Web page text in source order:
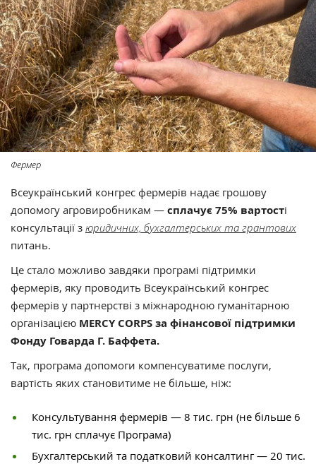
Фермер
Всеукраїнський конгрес фермерів надає грошову
допомогу агровиробникам — сплачує 75% вартості
консультації з юридичних, бухгалтерських та грантових
питань.
Це стало можливо завдяки програмі підтримки
фермерів, яку проводить Всеукраїнський конгрес
фермерів у партнерстві з міжнародною гуманітарною
організацією MERCY CORPS за фінансової підтримки
Фонду Говарда Г. Баффета.
Так, програма допомоги компенсуватиме послуги,
вартість яких становитиме не більше, ніж:
Консультування фермерів — 8 тис. грн (не більше 6
тис. грн сплачує Програма)
Бухгалтерський та податковий консалтинг — 20 тис.